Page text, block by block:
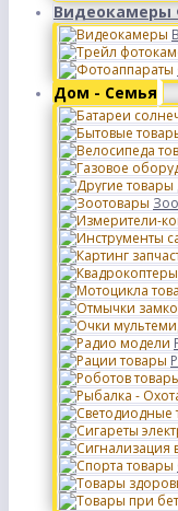
Видеокамеры
Дом - Семья